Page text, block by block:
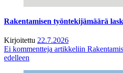
Rakentamisen työntekijämäärä
Kirjoitettu 22.7.2026
Ei kommentteja artikkeliin
edelleen